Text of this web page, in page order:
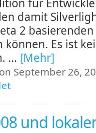
damit
2
Es ist
... [Mehr]
on September 26,
und